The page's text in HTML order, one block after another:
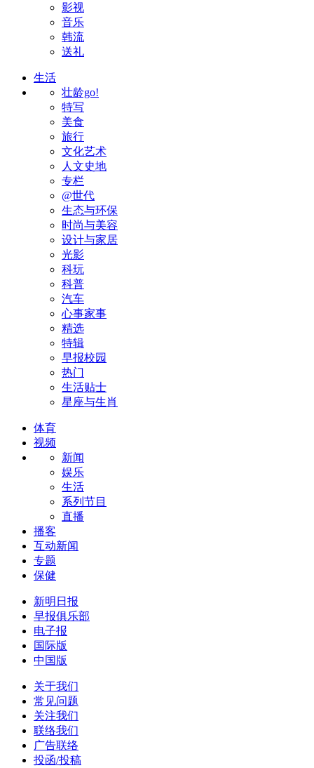
影视
音乐
韩流
送礼
生活
壮龄go!
特写
美食
旅行
文化艺术
人文史地
专栏
@世代
生态与环保
时尚与美容
设计与家居
光影
科玩
科普
汽车
心事家事
精选
特辑
早报校园
热门
生活贴士
星座与生肖
体育
视频
新闻
娱乐
生活
系列节目
直播
播客
互动新闻
专题
保健
新明日报
早报俱乐部
电子报
国际版
中国版
关于我们
常见问题
关注我们
联络我们
广告联络
投函/投稿